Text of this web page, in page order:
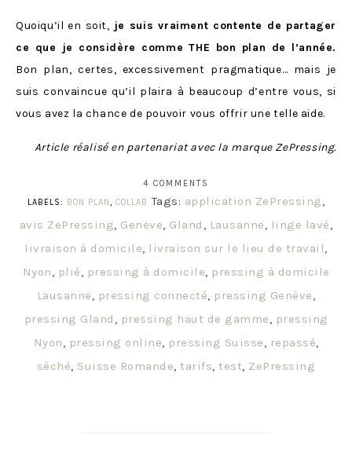
Quoiqu’il en soit, je suis vraiment contente de partager
ce que je considère comme THE bon plan de l’année.
Bon plan, certes, excessivement pragmatique… mais je
suis convaincue qu’il plaira à beaucoup d’entre vous, si
vous avez la chance de pouvoir vous offrir une telle aide.
Article réalisé en partenariat avec la marque ZePressing.
4 COMMENTS
LABELS: BON PLAN, COLLAB Tags: application ZePressing,
avis ZePressing, Geneve, Gland , Lausanne, linge lavé,
livraison à domicile, livraison sur le lieu de travail,
Nyon, plié, pressing à domicile, pressing à domicile
Lausanne, pressing connecté, pressing Genève,
pressing Gland , pressing haut de gamme, pressing
Nyon, pressing online, pressing Suisse, repassé,
séché, Suisse Romande,tarifs,test, ZePressing